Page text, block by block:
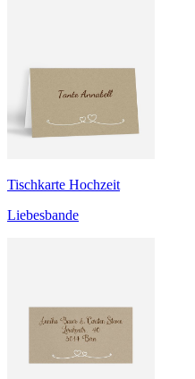
Tischkarte Hochzeit
Liebesbande